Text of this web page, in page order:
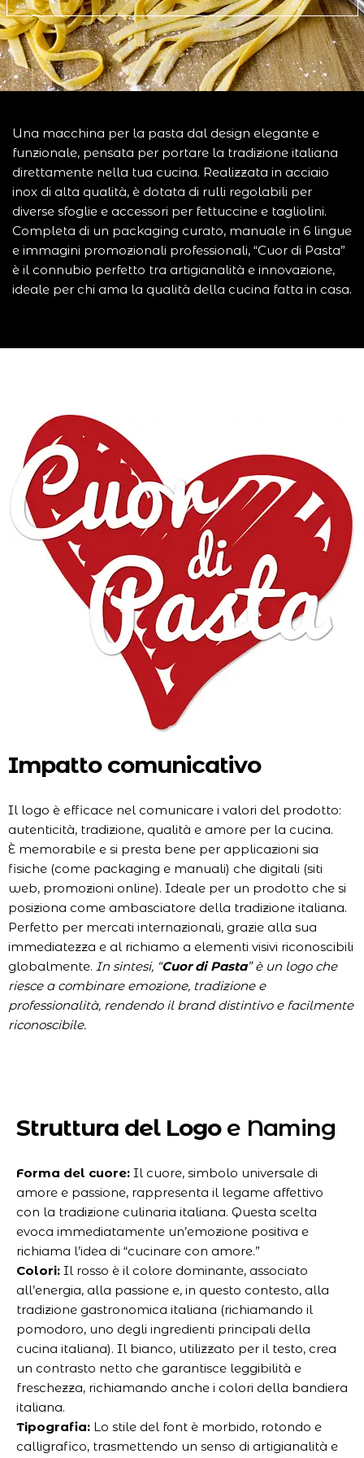
Una macchina per la pasta dal design elegante e
funzionale, pensata per portare la tradizione italiana
direttamente nella tua cucina. Realizzata in acciaio
inox di alta qualità, è dotata di rulli regolabili per
diverse sfoglie e accessori per fettuccine e tagliolini.
Completa di un packaging curato, manuale in 6 lingue
e immagini promozionali professionali, “Cuor di Pasta”
è il connubio perfetto tra artigianalità e innovazione,
ideale per chi ama la qualità della cucina fatta in casa.
Impatto comunicativo
Il logo è efficace nel comunicare i valori del prodotto:
autenticità, tradizione, qualità e amore per la cucina.
È memorabile e si presta bene per applicazioni sia
fisiche (come packaging e manuali) che digitali (siti
web, promozioni online). Ideale per un prodotto che si
posiziona come ambasciatore della tradizione italiana.
Perfetto per mercati internazionali, grazie alla sua
immediatezza e al richiamo a elementi visivi riconoscibili
globalmente. In sintesi, “Cuor di Pasta” è un logo che
riesce a combinare emozione, tradizione e
professionalità, rendendo il brand distintivo e facilmente
riconoscibile.
Struttura del Logoe Naming
Forma del cuore: Il cuore, simbolo universale di
amore e passione, rappresenta il legame affettivo
con la tradizione culinaria italiana. Questa scelta
evoca immediatamente un’emozione positiva e
richiama l’idea di “cucinare con amore.”
Colori: Il rosso è il colore dominante, associato
all’energia, alla passione e, in questo contesto, alla
tradizione gastronomica italiana (richiamando il
pomodoro, uno degli ingredienti principali della
cucina italiana). Il bianco, utilizzato per il testo, crea
un contrasto netto che garantisce leggibilità e
freschezza, richiamando anche i colori della bandiera
italiana.
Tipografia: Lo stile del font è morbido, rotondo e
calligrafico, trasmettendo un senso di artigianalità e